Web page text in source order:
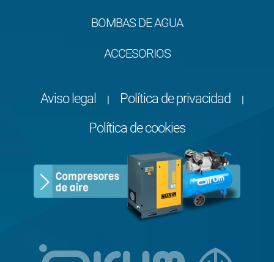
BOMBAS DE AGUA
ACCESORIOS
Aviso legal | Política de privacidad |
Política de cookies